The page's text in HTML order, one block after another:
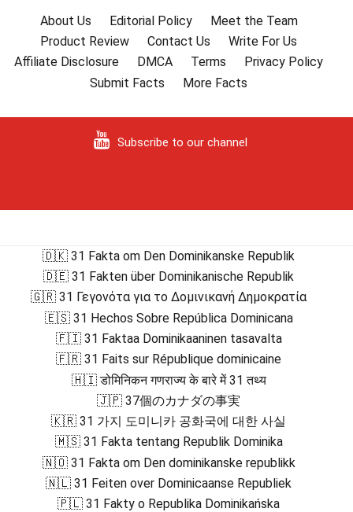
About Us Editorial Policy
Meet the Team
Product Review
Contact Us
Write For Us
Affiliate Disclosure
DMCA Terms
Privacy Policy
Submit Facts
More Facts
Subscribe to our channel
🇩🇰 31 Fakta om Den Dominikanske Republik
🇩🇪 31 Fakten über Dominikanische Republik
🇬🇷 31 Γεγονότα για το Δομινικανή Δημοκρατία
🇪🇸 31 Hechos Sobre República Dominicana
🇫🇮 31 Faktaa Dominikaaninen tasavalta
🇫🇷 31 Faits sur République dominicaine
🇭🇮 डोमिनिकन गणराज्य के बारे में 31 तथ्य
🇯🇵 37個のカナダの事実
🇰🇷 31 가지 도미니카 공화국에 대한 사실
🇲🇸 31 Fakta tentang Republik Dominika
🇳🇴 31 Fakta om Den dominikanske republikk
🇳🇱 31 Feiten over Dominicaanse Republiek
🇵🇱 31 Fakty o Republika Dominikańska